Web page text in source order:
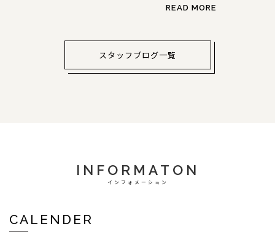
READ MORE
スタッフブログ一覧
INFORMATON
インフォメーション
CALENDER